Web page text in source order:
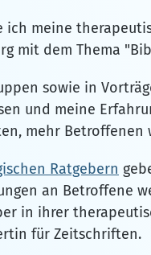
ich meine
mit dem Thema
sowie in
und meine
mehr
Ratgebern
an Betroffene
in ihrer
für Zeitschriften.